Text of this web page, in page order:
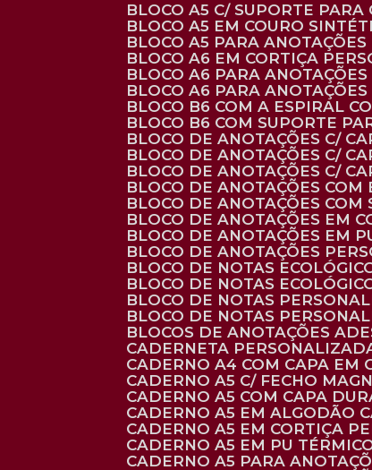
BLOCO A5 C/ SUPORTE
BLOCO A5 EM COURO
BLOCO A5 PARA
BLOCO A6 EM CORTIÇA
BLOCO A6 PARA ANOTAÇÕES
BLOCO A6 PARA
BLOCO B6 COM A ESPIRAL
BLOCO B6 COM SUPORTE
BLOCO DE ANOTAÇÕES C/
BLOCO DE ANOTAÇÕES C/
BLOCO DE ANOTAÇÕES C/
BLOCO DE ANOTAÇÕES
BLOCO DE ANOTAÇÕES
BLOCO DE ANOTAÇÕES EM
BLOCO DE ANOTAÇÕES EM
BLOCO DE ANOTAÇÕES
BLOCO DE NOTAS
BLOCO DE NOTAS
BLOCO DE NOTAS
BLOCO DE NOTAS
BLOCOS DE ANOTAÇÕES
CADERNETA
CADERNO A4 COM CAPA
CADERNO A5 C/ FECHO
CADERNO A5 COM CAPA
CADERNO A5 EM ALGODÃO
CADERNO A5 EM CORTIÇA
CADERNO A5 EM PU
CADERNO A5 PARA